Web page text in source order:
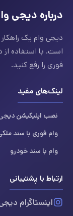
درباره دیجی
دیجی وام یک
است. با استفاده از
فوری را رفع کنید.
لینک‌های مفید
نصب اپلیکیشن
وام فوری با سند
وام با سند خودرو
ارتباط با پشتیبانی
اینستاگرام